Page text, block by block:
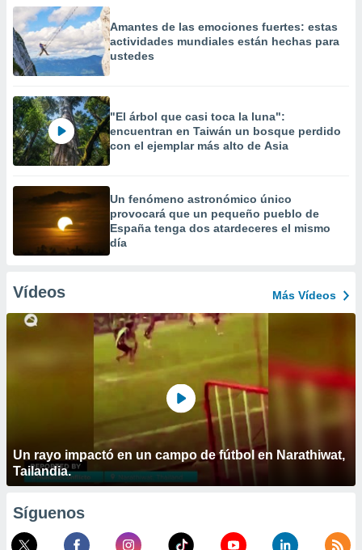
Amantes de las emociones fuertes: estas
actividades mundiales están hechas para
ustedes
"El árbol que casi toca la luna":
encuentran en Taiwán un bosque perdido
con el ejemplar más alto de Asia
Un fenómeno astronómico único
provocará que un pequeño pueblo de
España tenga dos atardeceres el mismo
día
Vídeos Más Vídeos
Un rayo impactó en un campo de fútbol en Narathiwat,
Tailandia.
Síguenos